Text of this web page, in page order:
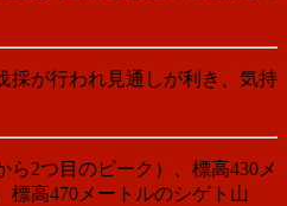
採が行われ見通しが利き、気持
2つ目のピーク）、標高430メ
標高470メートルのシゲト山